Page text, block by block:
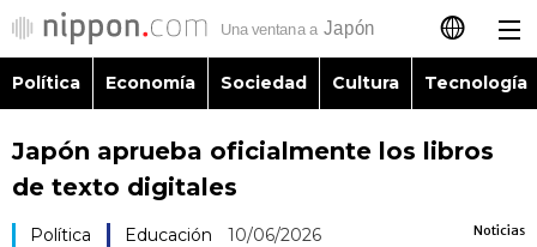
日本語
English
Política
Política Economía Sociedad Cultura Tecnología
Japón aprueba oficialmente los libros
de texto digitales
Noticias
Política Educación 10/06/2026